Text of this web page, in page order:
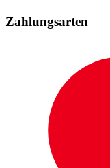
Zahlungsarten